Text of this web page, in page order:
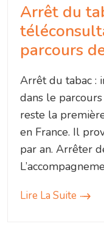
Arrêt du
parcours
Arrêt du tabac :
dans le
reste la
en France. Il
par an. Arrêter
Lire La Suite